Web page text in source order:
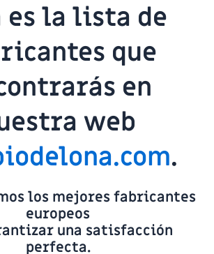
es la lista de
que
en
web
.
los mejores fabricantes
europeos
una satisfacción
perfecta.